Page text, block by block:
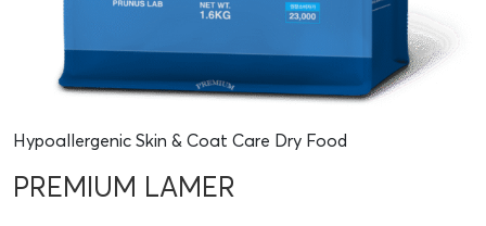
Hypoallergenic Skin & Coat Care Dry Food
PREMIUM LAMER